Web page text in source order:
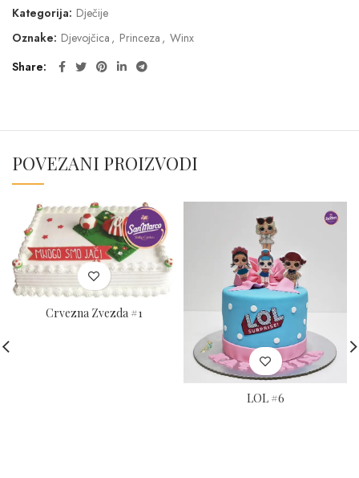
Kategorija: Dječije
Oznake: Djevojčica , Princeza , Winx
Share
POVEZANI PROIZVODI
Crvezna Zvezda #1
LOL #6